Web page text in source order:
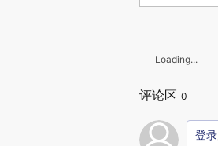
Loading...
评论区 0
登录